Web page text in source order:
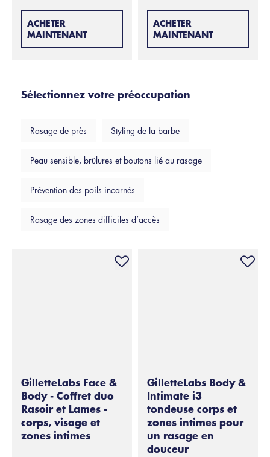
ACHETER
MAINTENANT
ACHETER
MAINTENANT
Sélectionnez votre préoccupation
Rasage de près Styling de la barbe
Peau sensible, brûlures et boutons lié au rasage
Prévention des poils incarnés
Rasage des zones difficiles d’accès
GilletteLabs Face &
Body - Coffret duo
Rasoir et Lames -
corps, visage et
zones intimes
GilletteLabs Body &
Intimate i3
tondeuse corps et
zones intimes pour
un rasage en
douceur